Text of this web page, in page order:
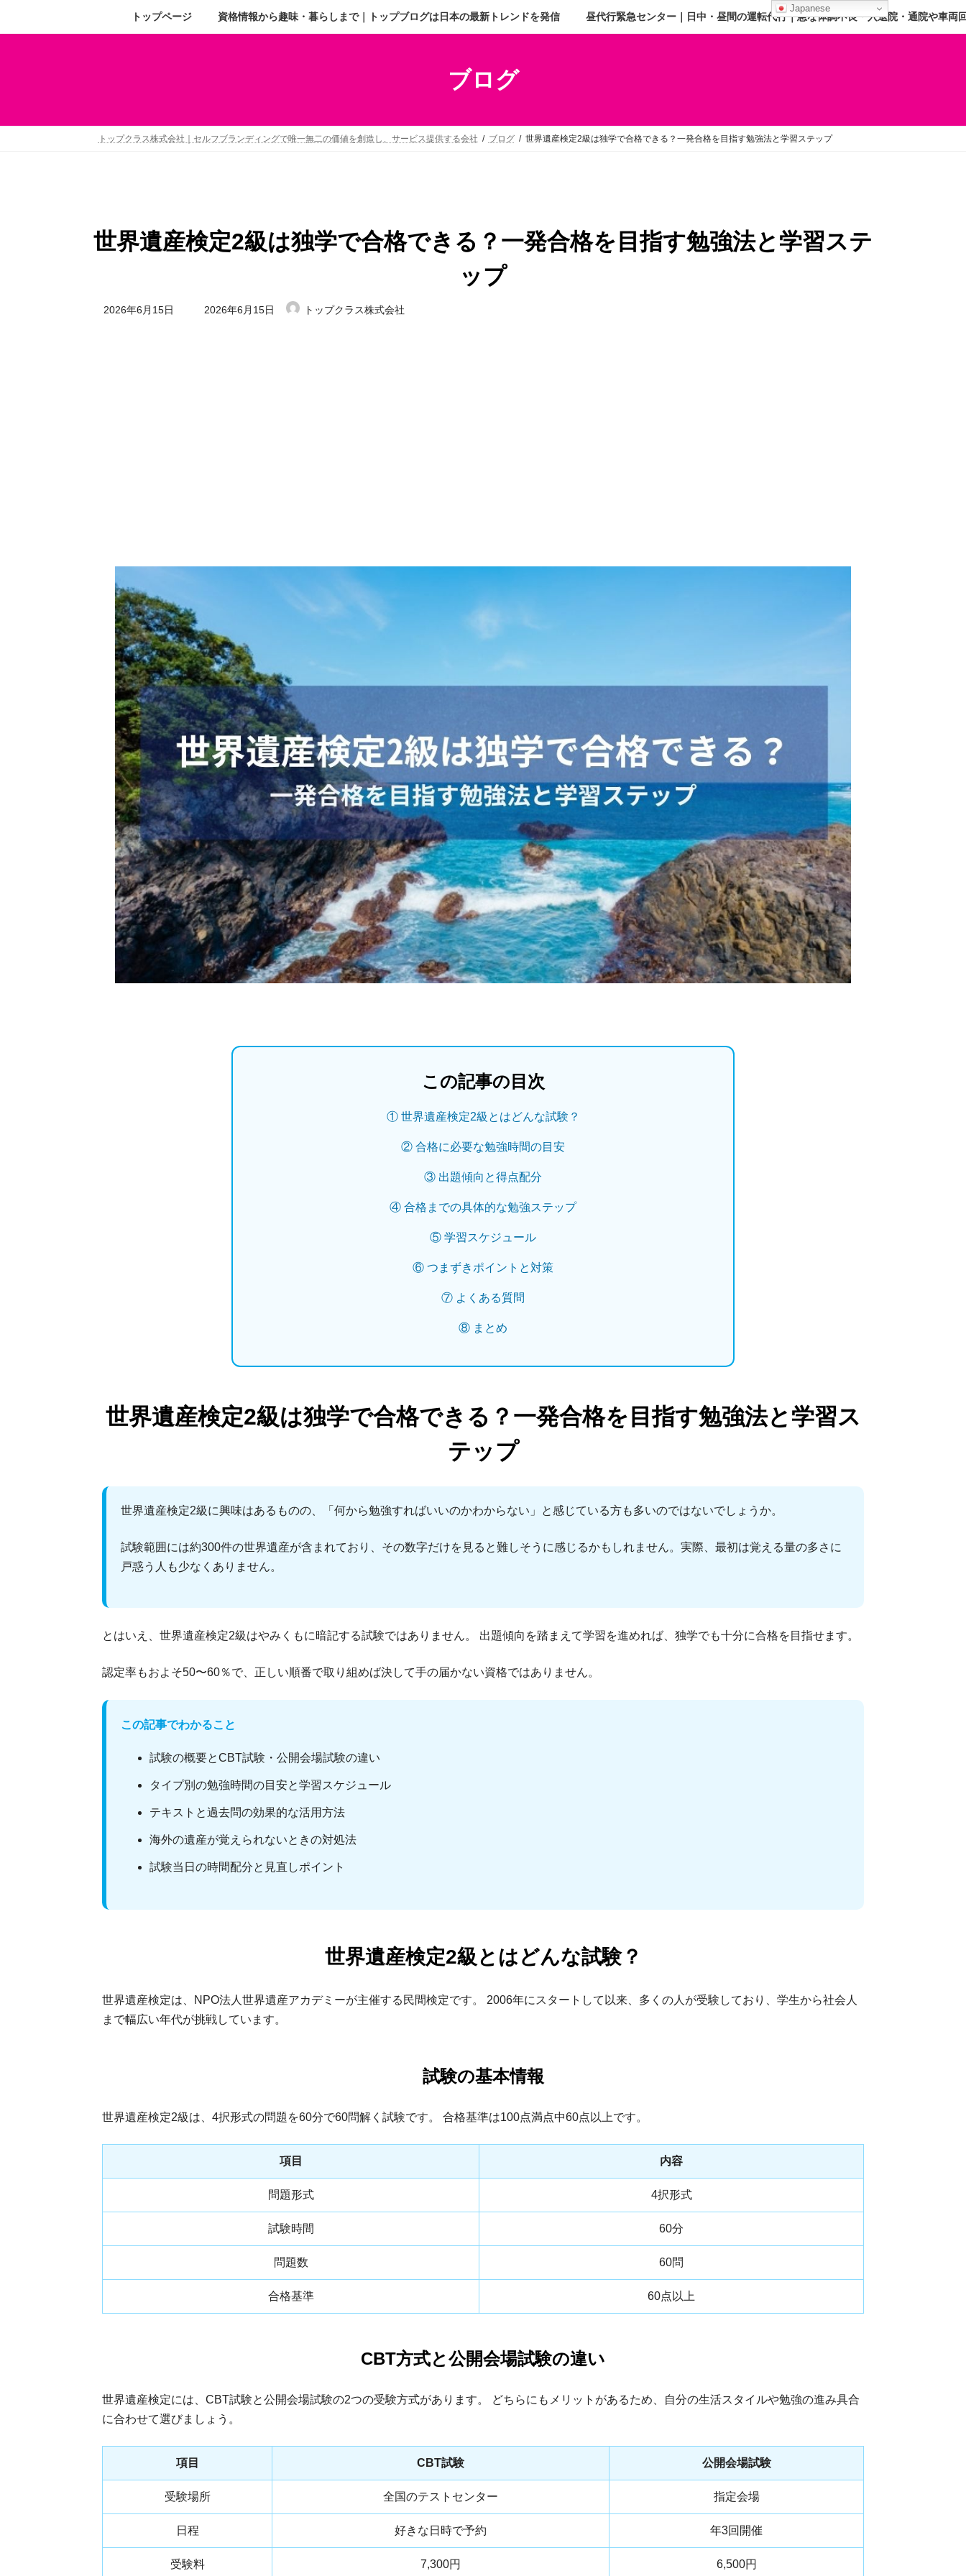
トップページ 資格情報から趣味・暮らしまで｜トップブログは日本の最新トレンドを発信 昼代行緊急センター｜日中・昼間の運転代行｜急な体調不良・入退院・通院や車両
ブログ
トップクラス株式会社｜セルフブランディングで唯一無二の価値を創造し、サービス提供する会社 ブログ 世界遺産検定2級は独学で合格できる？一発合格を目指す勉強法と学習ステップ
世界遺産検定2級は独学で合格できる？一発合格を目指す勉強法と学習ステ
ップ
2026年6月15日 2026年6月15日 トップクラス株式会社
この記事の目次
① 世界遺産検定2級とはどんな試験？
② 合格に必要な勉強時間の目安
③ 出題傾向と得点配分
④ 合格までの具体的な勉強ステップ
⑤ 学習スケジュール
⑥ つまずきポイントと対策
⑦ よくある質問
⑧ まとめ
世界遺産検定2級は独学で合格できる？一発合格を目指す勉強法と学習ス
テップ
世界遺産検定2級に興味はあるものの、「何から勉強すればいいのかわからない」と感じている方も多いのではないでしょうか。
試験範囲には約300件の世界遺産が含まれており、その数字だけを見ると難しそうに感じるかもしれません。実際、最初は覚える量の多さに
戸惑う人も少なくありません。
とはいえ、世界遺産検定2級はやみくもに暗記する試験ではありません。 出題傾向を踏まえて学習を進めれば、独学でも十分に合格を目指せます。
認定率もおよそ50〜60％で、正しい順番で取り組めば決して手の届かない資格ではありません。
この記事でわかること
試験の概要とCBT試験・公開会場試験の違い
タイプ別の勉強時間の目安と学習スケジュール
テキストと過去問の効果的な活用方法
海外の遺産が覚えられないときの対処法
試験当日の時間配分と見直しポイント
世界遺産検定2級とはどんな試験？
世界遺産検定は、NPO法人世界遺産アカデミーが主催する民間検定です。 2006年にスタートして以来、多くの人が受験しており、学生から社会人
まで幅広い年代が挑戦しています。
試験の基本情報
世界遺産検定2級は、4択形式の問題を60分で60問解く試験です。 合格基準は100点満点中60点以上です。
項目 内容
問題形式 4択形式
試験時間 60分
問題数 60問
合格基準 60点以上
CBT方式と公開会場試験の違い
世界遺産検定には、CBT試験と公開会場試験の2つの受験方式があります。 どちらにもメリットがあるため、自分の生活スタイルや勉強の進み具合
に合わせて選びましょう。
項目 CBT試験 公開会場試験
受験場所 全国のテストセンター 指定会場
日程 好きな日時で予約 年3回開催
受験料 7,300円 6,500円
Japanese